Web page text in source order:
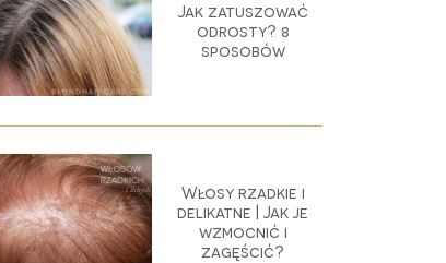
Jak zatuszować
odrosty? 8
sposobów
Włosy rzadkie i
delikatne | Jak je
wzmocnić i
zagęścić?